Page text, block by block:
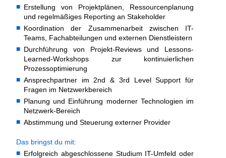
Erstellung von Projektplänen, Ressourcenplanung
und regelmäßiges Reporting an Stakeholder
Koordination der Zusammenarbeit zwischen IT-
Teams, Fachabteilungen und externen Dienstleistern
Durchführung von Projekt-Reviews und Lessons-
Learned-Workshops zur kontinuierlichen
Prozessoptimierung
Ansprechpartner im 2nd & 3rd Level Support für
Fragen im Netzwerkbereich
Planung und Einführung moderner Technologien im
Netzwerk-Bereich
Abstimmung und Steuerung externer Provider
Das bringst du mit:
Erfolgreich abgeschlossene Studium IT-Umfeld oder